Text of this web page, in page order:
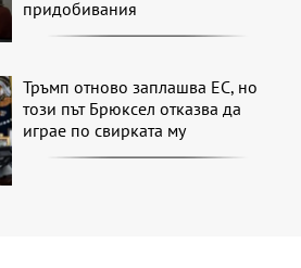
придобивания
Тръмп отново заплашва ЕС, но
този път Брюксел отказва да
играе по свирката му